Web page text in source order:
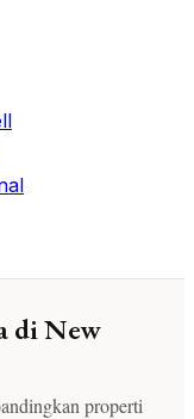
di New
properti